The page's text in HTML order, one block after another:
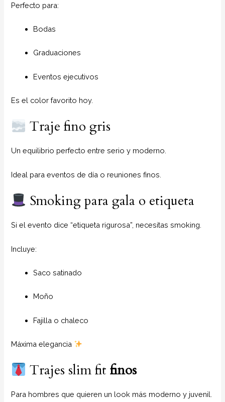
Perfecto para:
Bodas
Graduaciones
Eventos ejecutivos
Es el color favorito hoy.
Traje fino gris
Un equilibrio perfecto entre serio y moderno.
Ideal para eventos de día o reuniones finos.
Smoking para gala o etiqueta
Si el evento dice “etiqueta rigurosa”, necesitas smoking.
Incluye:
Saco satinado
Moño
Fajilla o chaleco
Máxima elegancia
Trajes slim fitfinos
Para hombres que quieren un look más moderno y juvenil.